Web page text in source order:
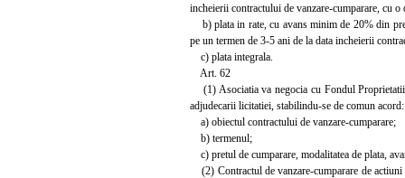
incheierii contractului de vanzare-cumparare, cu o
b) plata in rate, cu avans minim de 20% din
pe un termen de 3-5 ani de la data incheierii
c) plata integrala.
Art. 62
(1) Asociatia va negocia cu Fondul Proprietatii
adjudecarii licitatiei, stabilindu-se de comun acord:
a) obiectul contractului de vanzare-cumparare;
b) termenul;
c) pretul de cumparare, modalitatea de plata,
(2) Contractul de vanzare-cumparare de actiuni